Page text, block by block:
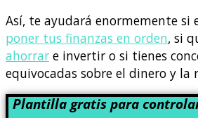
Así, te ayudará enormemente si
poner tus finanzas en orden, si
ahorrar e invertir o si tienes
equivocadas sobre el dinero y la
Plantilla gratis para